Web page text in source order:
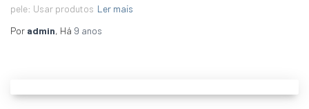
pele: Usar produtos Ler mais
Por admin, Há 9 anos